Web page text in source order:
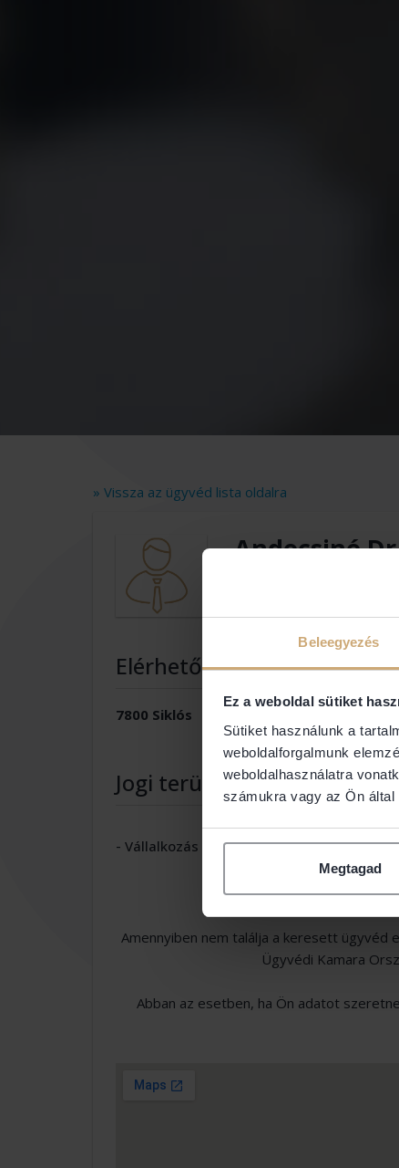
Beleegyezés
Ez a weboldal sütiket
Sütiket használunk a
weboldalforgalmunk
weboldalhasználatra
számukra vagy az Ön
Megtagad
» Vissza az ügyvéd lista oldalra
Andocsiné
Elérhetőségek
7800 Siklós
Jogi területek
- Vállalkozás -
Amennyiben nem találja a keresett
Ügyvédi Kamara
Abban az esetben, ha Ön adatot